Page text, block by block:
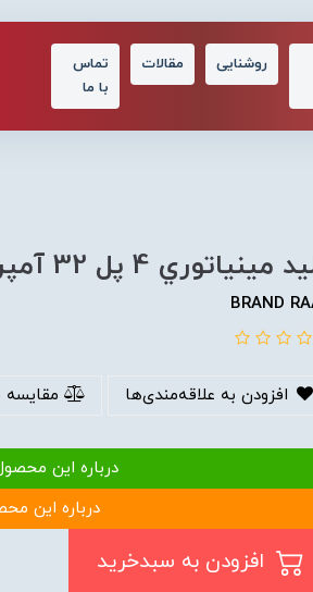
روشنایی مقالات
تماس
با ما
مينياتوري 4 پل 32 آمپر رعد
BRAND
درباره این
درباره این